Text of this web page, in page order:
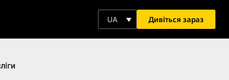
UA Дивіться зараз